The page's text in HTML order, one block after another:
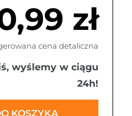
zł
cena detaliczna
wyślemy w ciągu
24h!
KOSZYKA